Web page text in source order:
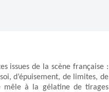
issues de la scène française :
d’épuisement, de limites, de
mêle à la gélatine de tirages